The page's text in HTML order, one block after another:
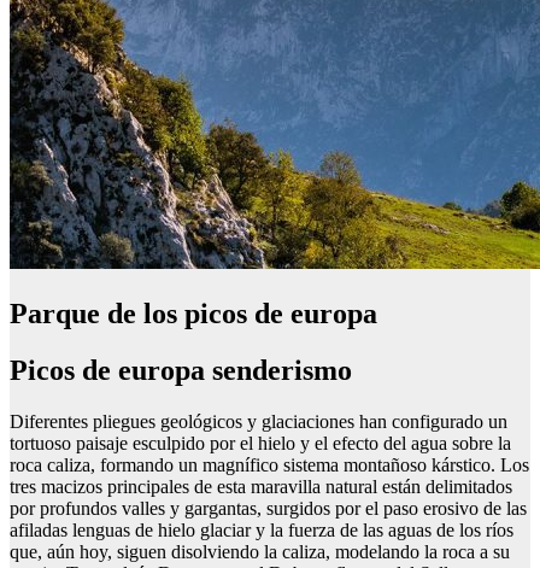
Parque de los picos de europa
Picos de europa senderismo
Diferentes pliegues geológicos y glaciaciones han configurado un
tortuoso paisaje esculpido por el hielo y el efecto del agua sobre la
roca caliza, formando un magnífico sistema montañoso kárstico. Los
tres macizos principales de esta maravilla natural están delimitados
por profundos valles y gargantas, surgidos por el paso erosivo de las
afiladas lenguas de hielo glaciar y la fuerza de las aguas de los ríos
que, aún hoy, siguen disolviendo la caliza, modelando la roca a su